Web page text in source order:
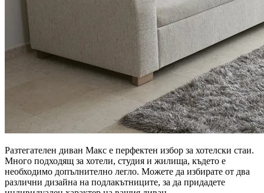
Разтегателен диван Макс е перфектен избор за хотелски стаи.
Много подходящ за хотели, студия и жилища, където е
необходимо допълнително легло. Можете да избирате от два
различни дизайна на подлакътниците, за да придадете